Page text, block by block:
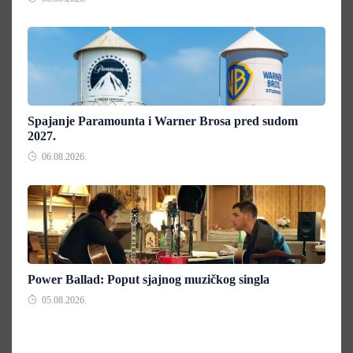
Spajanje Paramounta i Warner Brosa pred sudom
2027.
06.08.2026.
Power Ballad: Poput sjajnog muzičkog singla
05.08.2026.